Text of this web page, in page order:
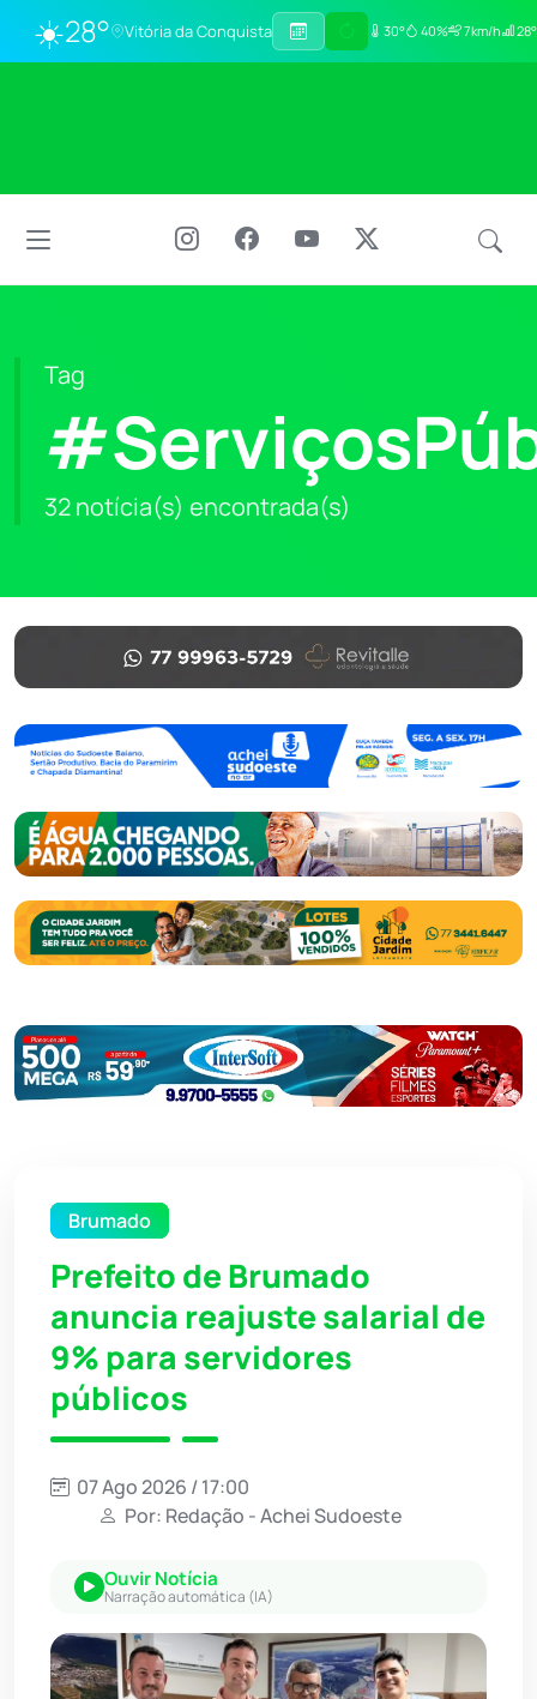
☀️28° Vitória da Conquista 30° 40% 7km/h
Tag
32 notícia(s) encontrada(s)
Brumado
Prefeito de Brumado
anuncia reajuste salarial de
9% para servidores
públicos
07 Ago 2026 / 17:00
Por: Redação - Achei Sudoeste
Ouvir Notícia
Narração automática (IA)